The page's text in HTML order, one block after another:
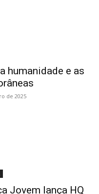
humanidade e as
de 2025
Jovem lança HQ